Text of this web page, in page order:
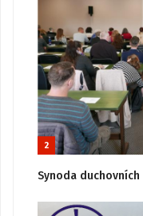
2
Synoda duchovních